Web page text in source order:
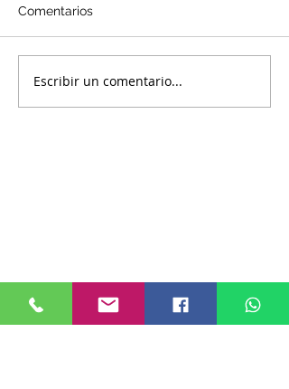
Comentarios
Escribir un comentario...